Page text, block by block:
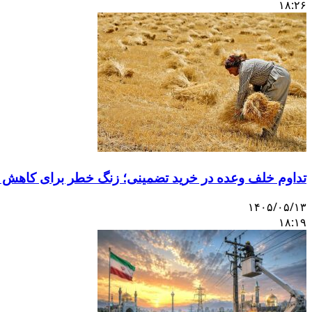
۱۸:۲۶
تداوم خلف وعده در خرید تضمینی؛ زنگ خطر برای
۱۴۰۵/۰۵/۱۳
۱۸:۱۹